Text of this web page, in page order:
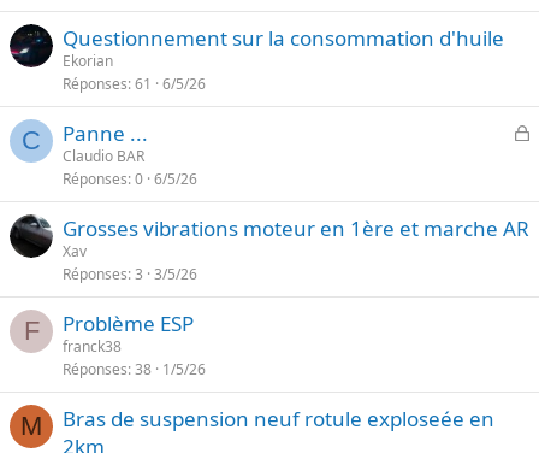
Questionnement sur la consommation d'huile
Ekorian
Réponses 61 6/5/26
C
F
Panne ...
Claudio BAR
Réponses 0 6/5/26
Grosses vibrations moteur en 1ère et marche AR
Xav
Réponses 3 3/5/26
F Problème ESP
franck38
Réponses 38 1/5/26
M
Bras de suspension neuf rotule exploseée en
2km